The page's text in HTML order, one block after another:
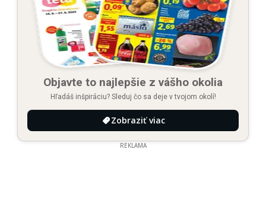
Objavte to najlepšie z vášho okolia
Hľadáš inšpiráciu? Sleduj čo sa deje v tvojom okolí!
Zobraziť viac
REKLAMA